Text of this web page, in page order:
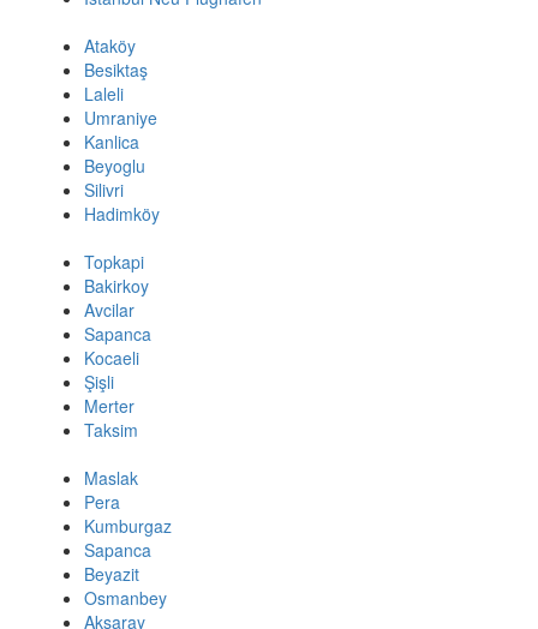
Ataköy
Besiktaş
Laleli
Umraniye
Kanlica
Beyoglu
Silivri
Hadimköy
Topkapi
Bakirkoy
Avcilar
Sapanca
Kocaeli
Şişli
Merter
Taksim
Maslak
Pera
Kumburgaz
Sapanca
Beyazit
Osmanbey
Aksaray